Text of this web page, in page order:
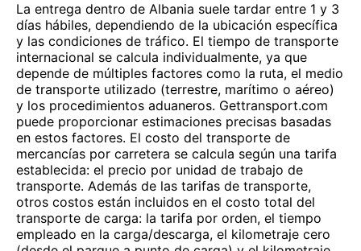
La entrega dentro de Albania suele tardar entre 1 y 3
días hábiles, dependiendo de la ubicación específica
y las condiciones de tráfico. El tiempo de transporte
internacional se calcula individualmente, ya que
depende de múltiples factores como la ruta, el medio
de transporte utilizado (terrestre, marítimo o aéreo)
y los procedimientos aduaneros. Gettransport.com
puede proporcionar estimaciones precisas basadas
en estos factores. El costo del transporte de
mercancías por carretera se calcula según una tarifa
establecida: el precio por unidad de trabajo de
transporte. Además de las tarifas de transporte,
otros costos están incluidos en el costo total del
transporte de carga: la tarifa por orden, el tiempo
empleado en la carga/descarga, el kilometraje cero